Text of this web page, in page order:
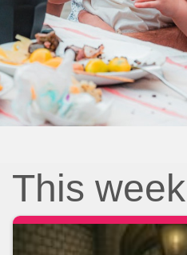
This week